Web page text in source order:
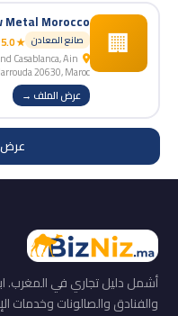
🏢
Metal Morocco
صانع المعادن ★ 5.0
Casablanca, Ain
20630, Maroc
عرض الملف →
عرض
أشمل دليل تجاري في المغرب.
والفنادق والصالونات وخدمات